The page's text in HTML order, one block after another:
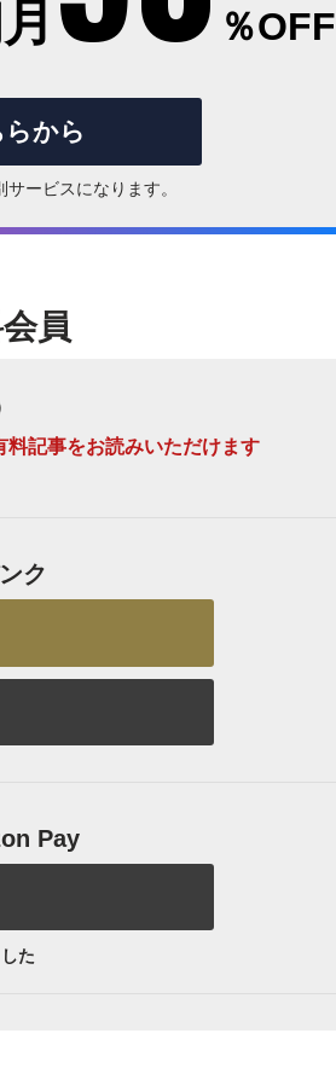
％OFF
から
ービスになります。
員
記事をお読みいただけます
ク
Pay
た